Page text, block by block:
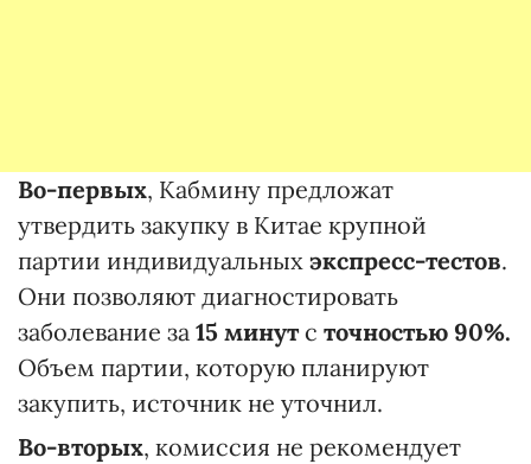
Во-первых, Кабмину предложат
утвердить закупку в Китае крупной
партии индивидуальных экспресс-тестов.
Они позволяют диагностировать
заболевание за 15 минутс точностью 90%.
Объем партии, которую планируют
закупить, источник не уточнил.
Во-вторых, комиссия не рекомендует